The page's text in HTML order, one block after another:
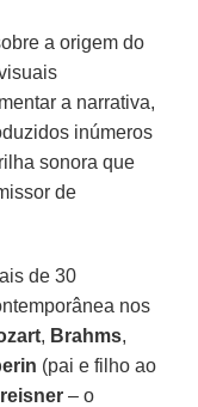
a origem do
a narrativa,
inúmeros
sonora que
de
de 30
nos
, Brahms,
(pai e filho ao
– o